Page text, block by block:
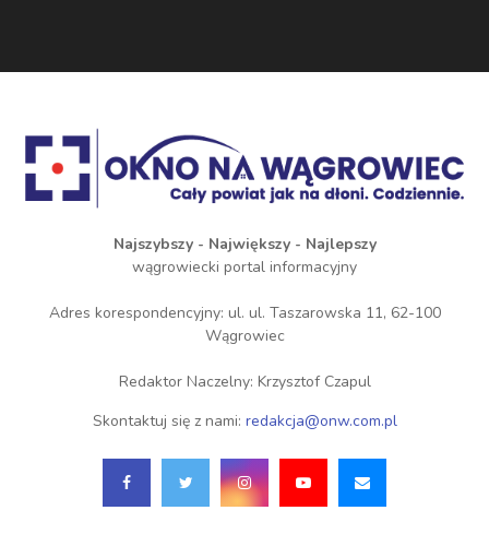
Najszybszy - Największy - Najlepszy
wągrowiecki portal informacyjny
Adres korespondencyjny: ul. ul. Taszarowska 11, 62-100
Wągrowiec
Redaktor Naczelny: Krzysztof Czapul
Skontaktuj się z nami: redakcja@onw.com.pl